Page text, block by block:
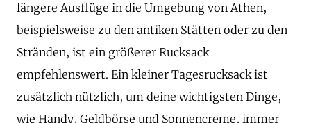
längere Ausflüge in die Umgebung von Athen,
beispielsweise zu den antiken Stätten oder zu den
Stränden, ist ein größerer Rucksack
empfehlenswert. Ein kleiner Tagesrucksack ist
zusätzlich nützlich, um deine wichtigsten Dinge,
wie Handy, Geldbörse und Sonnencreme, immer